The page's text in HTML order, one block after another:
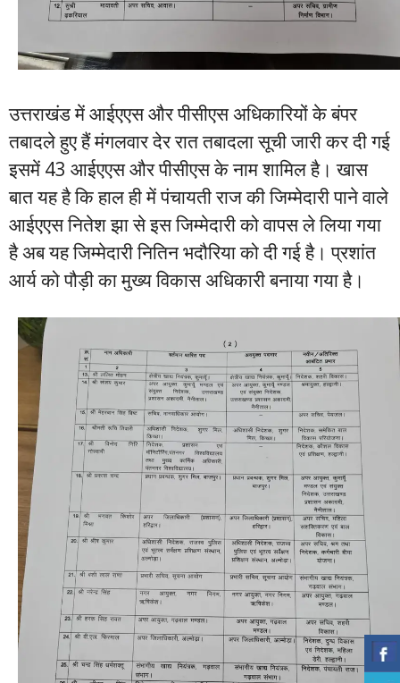
उत्तराखंड में आईएएस और पीसीएस अधिकारियों के बंपर
तबादले हुए हैं मंगलवार देर रात तबादला सूची जारी कर दी गई
इसमें 43 आईएएस और पीसीएस के नाम शामिल है। खास
बात यह है कि हाल ही में पंचायती राज की जिम्मेदारी पाने वाले
आईएएस नितेश झा से इस जिम्मेदारी को वापस ले लिया गया
है अब यह जिम्मेदारी नितिन भदौरिया को दी गई है। प्रशांत
आर्य को पौड़ी का मुख्य विकास अधिकारी बनाया गया है।